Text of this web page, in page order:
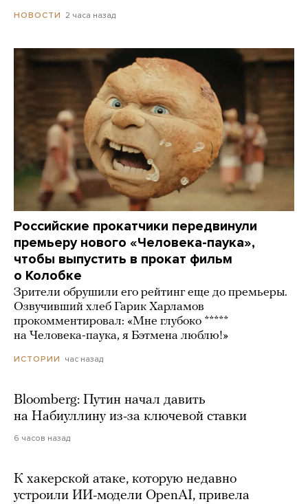
НОВОСТИ 2 часа назад
Российские прокатчики передвинули
премьеру нового «Человека-паука»,
чтобы выпустить в прокат фильм
о Колобке
Зрители обрушили его рейтинг еще до премьеры.
Озвучивший хлеб Гарик Харламов
прокомментировал: «Мне глубоко *****
на Человека-паука, я Бэтмена люблю!»
ИСТОРИИ час назад
Bloomberg: Путин начал давить
на Набиуллину из-за ключевой ставки
6 часов назад
К хакерской атаке, которую недавно
устроили ИИ-модели OpenAI, привела